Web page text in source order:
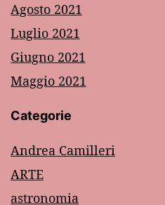
Agosto 2021
Luglio 2021
Giugno 2021
Maggio 2021
Categorie
Andrea Camilleri
ARTE
astronomia